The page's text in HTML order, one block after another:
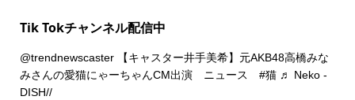
Tik Tokチャンネル配信中
@trendnewscaster【キャスター井手美希】元AKB48高橋みな
みさんの愛猫にゃーちゃんCM出演 ニュース #猫 ♬ Neko -
DISH//